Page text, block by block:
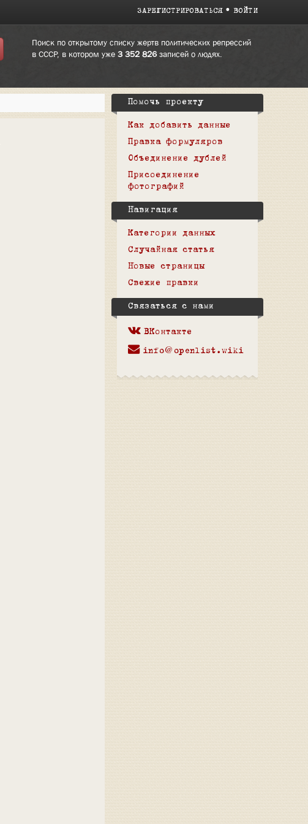
ЗАРЕГИСТРИРОВАТЬСЯ ВОЙТИ
Поиск по открытому списку жертв политических репрессий
в СССР, в котором уже 3 352 826записей о людях.
Помочь проекту
Как добавить данные
Правка формуляров
Объединение дублей
Присоединение
фотографий
Навигация
Категории данных
Случайная статья
Новые страницы
Свежие правки
Связаться с нами
ВКонтакте
info@openlist.wiki